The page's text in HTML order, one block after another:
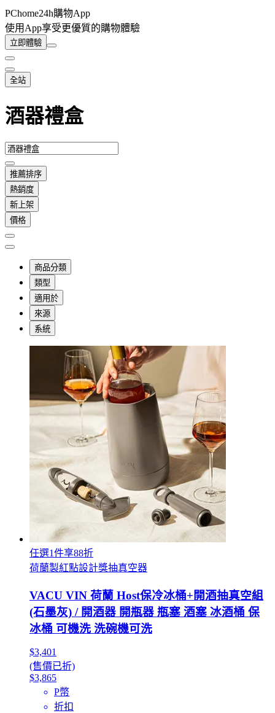
PChome24h購物App
使用App享受更優質的購物體驗
立即體驗
全站
酒器禮盒
推薦排序
熱銷度
新上架
價格
商品分類
類型
適用於
來源
系統
任選1件享88折
荷蘭製紅點設計獎抽真空器
VACU VIN 荷蘭 Host保冷冰桶+開酒抽真空組
(石墨灰) / 開酒器 開瓶器 瓶塞 酒塞 冰酒桶 保
冰桶 可機洗 洗碗機可洗
$3,401
(售價已折)
$3,865
P幣
折扣